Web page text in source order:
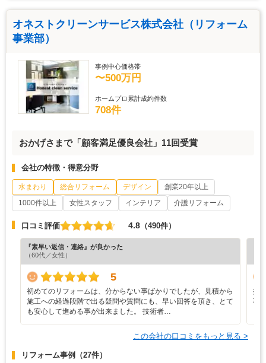
オネストクリーンサービス株式会社（リフォーム
事業部）
事例中心価格帯
〜500万円
ホームプロ累計成約件数
708件
おかげさまで「顧客満足優良会社」11回受賞
会社の特徴・得意分野
水まわり 総合リフォーム デザイン
創業20年以上
1000件以上
女性スタッフ インテリア 介護リフォーム
口コミ評価 4.8 （490件）
『素早い返信・連絡』が良かった
（60代／女性）
5
初めてのリフォームは、分からない事ばかりでしたが、見積から
施工への経過段階で出る疑問や質問にも、早い回答を頂き、とて
も安心して進める事が出来ました。 技術者…
担
事
この会社の口コミをもっと見る >
リフォーム事例 （27件）